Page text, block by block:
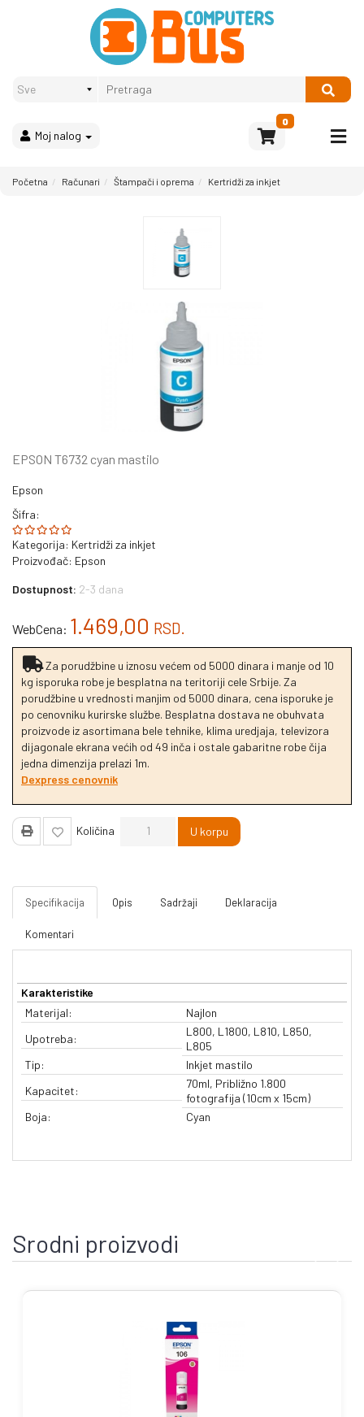
Moj nalog
0
Računari
Bela
Početna Računari Štampači i oprema Kertridži za inkjet
EPSON T6732 cyan mastilo
Epson
Šifra:
Kategorija: Kertridži za inkjet
Proizvođač: Epson
Dostupnost: 2-3 dana
WebCena: 1.469,00 RSD.
Za porudžbine u iznosu većem od 5000 dinara i manje od 10
kg isporuka robe je besplatna na teritoriji cele Srbije. Za
porudžbine u vrednosti manjim od 5000 dinara, cena isporuke je
po cenovniku kurirske službe. Besplatna dostava ne obuhvata
proizvode iz asortimana bele tehnike, klima uredjaja, televizora
dijagonale ekrana većih od 49 inča i ostale gabaritne robe čija
jedna dimenzija prelazi 1m.
Dexpress cenovnik
Količina U korpu
Specifikacija Opis Sadržaji Deklaracija
Komentari
Karakteristike
Materijal:
Najlon
Upotreba:
L800, L1800, L810, L850,
L805
Tip:
Inkjet mastilo
Kapacitet:
70ml, Približno 1.800
fotografija (10cm x 15cm)
Boja:
Cyan
Srodni proizvodi